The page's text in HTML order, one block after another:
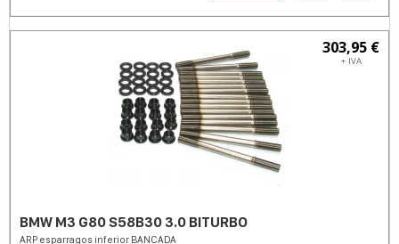
303,95 €
+ IVA
BMW M3 G80 S58B30 3.0 BITURBO
ARP esparragos inferior BANCADA